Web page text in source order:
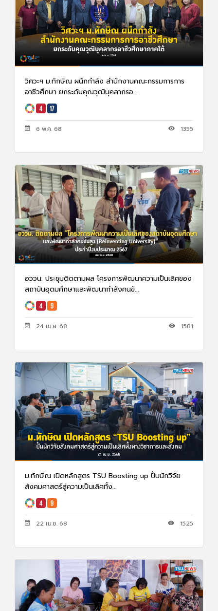
วิศวะฯ ม.ทักษิณ ผนึกกำลัง สำนักงานคณะกรรมการการ
อาชีวศึกษา ยกระดับคุณวุฒิบุคลากรอ...
6 พ.ค. 68 1355
อววน. ประชุมติดตามผล โครงการพัฒนาความเป็นเลิศของ
สถาบันอุดมศึกษาและพัฒนากำลังคนขั...
24 เม.ย. 68 1581
ม.ทักษิณ เปิดหลักสูตร TSU Boosting up ปั้นนักวิจัย
สังคมศาสตร์สู่ความเป็นเลิศทั้ง...
22 เม.ย. 68 1525